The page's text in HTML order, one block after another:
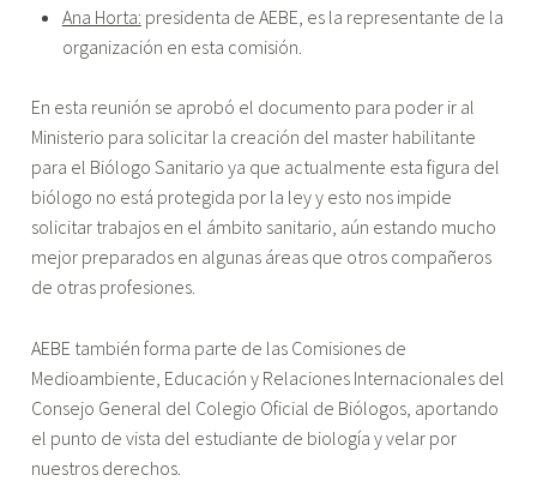
Ana Horta: presidenta de AEBE, es la representante de la
organización en esta comisión.
En esta reunión se aprobó el documento para poder ir al
Ministerio para solicitar la creación del master habilitante
para el Biólogo Sanitario ya que actualmente esta figura del
biólogo no está protegida por la ley y esto nos impide
solicitar trabajos en el ámbito sanitario, aún estando mucho
mejor preparados en algunas áreas que otros compañeros
de otras profesiones.
AEBE también forma parte de las Comisiones de
Medioambiente, Educación y Relaciones Internacionales del
Consejo General del Colegio Oficial de Biólogos, aportando
el punto de vista del estudiante de biología y velar por
nuestros derechos.